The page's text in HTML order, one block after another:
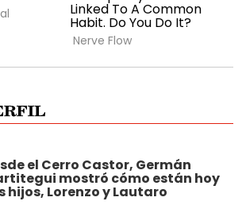
el Cerro Castor, Germán
mostró cómo están hoy
hijos, Lorenzo y Lautaro